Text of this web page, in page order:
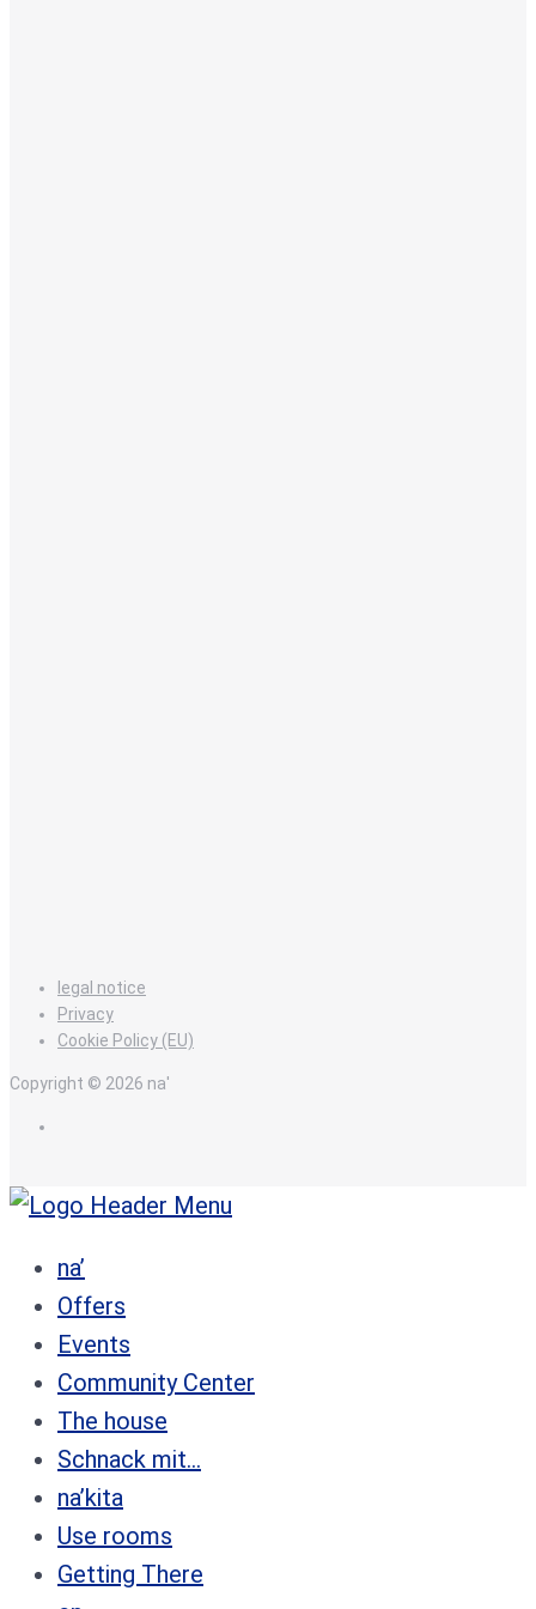
legal notice
Privacy
Cookie Policy (EU)
Copyright © 2026 na'
na’
Offers
Events
Community Center
The house
Schnack mit…
na’kita
Use rooms
Getting There